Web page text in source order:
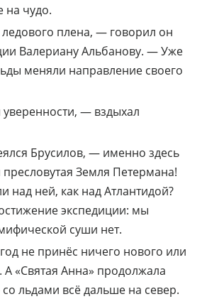
на чудо.
плена, — говорил он
Валериану Альбанову. — Уже
меняли направление своего
— вздыхал
Брусилов, — именно здесь
Земля Петермана!
ней, как над Атлантидой?
экспедиции: мы
суши нет.
не принёс ничего нового или
«Святая Анна» продолжала
льдами всё дальше на север.